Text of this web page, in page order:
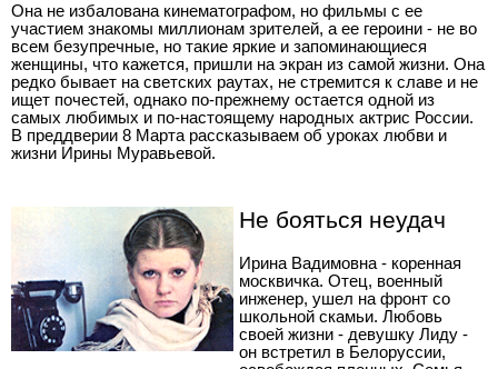
Она не избалована кинематографом, но фильмы с ее
участием знакомы миллионам зрителей, а ее героини - не во
всем безупречные, но такие яркие и запоминающиеся
женщины, что кажется, пришли на экран из самой жизни. Она
редко бывает на светских раутах, не стремится к славе и не
ищет почестей, однако по-прежнему остается одной из
самых любимых и по-настоящему народных актрис России.
В преддверии 8 Марта рассказываем об уроках любви и
жизни Ирины Муравьевой.
Не бояться неудач
Ирина Вадимовна - коренная
москвичка. Отец, военный
инженер, ушел на фронт со
школьной скамьи. Любовь
своей жизни - девушку Лиду -
он встретил в Белоруссии,